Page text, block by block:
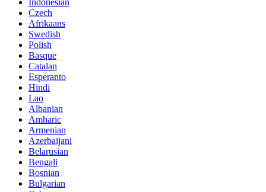
Indonesian
Czech
Afrikaans
Swedish
Polish
Basque
Catalan
Esperanto
Hindi
Lao
Albanian
Amharic
Armenian
Azerbaijani
Belarusian
Bengali
Bosnian
Bulgarian